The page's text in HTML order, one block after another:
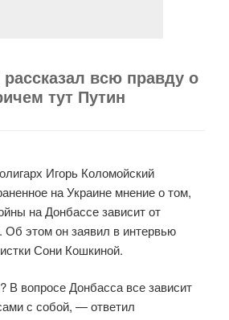
всю правду о
тут Путин
Игорь Коломойский
на Украине мнение о том,
на Донбассе зависит от
этом он заявил в интервью
Сони Кошкиной.
В вопросе Донбасса все зависит
с собой, — ответил